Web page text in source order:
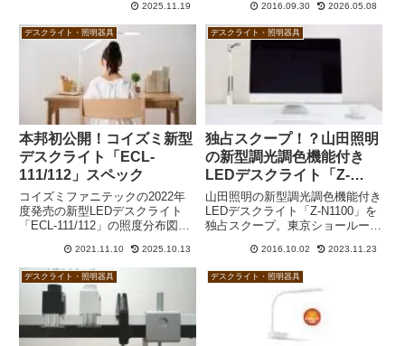
ります。石こうボード壁にWALL
BASEなどで2×4材を固定し、そ
こにZ-C30をネジ留めすれば賃貸
住宅でもOKです。
2025.11.19
照明、間接照明なども豊富で、こ
れぞ山田照明というこだわりを随
所に感じることができます。
2016.09.30 2026.05.08
デスクライト・照明器具
本邦初公開！コイズミ新型
デスクライト「ECL-
111/112」スペック
コイズミファニテックの2022年
度発売の新型LEDデスクライト
「ECL-111/112」の照度分布図お
ックを紹介します。同時に、
ECL-611、357、546とも比較し
てみました。
2021.11.10 2025.10.13
デスクライト・照明器具
独占スクープ！？山田照明
の新型調光調色機能付き
LEDデスクライト「Z-
N1100」
山田照明の新型調光調色機能付き
LEDデスクライト「Z-N1100」を
独占スクープ。東京ショールーム
した。4段階調色＆無段階調光に
加え、自在に動くアーム。スタイ
リッシュなデザインにも関わらず
お手頃価格。
2016.10.02 2023.11.23
デスクライト・照明器具 デスクライト・照明器具